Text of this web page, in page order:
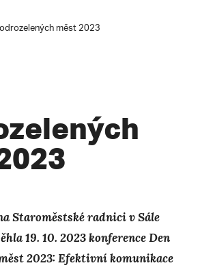
měst 2023
Staroměstské radnici v Sále
19. 10. 2023 konference Den
2023: Efektivní komunikace